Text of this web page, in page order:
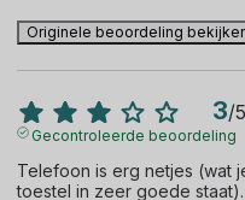
Originele beoordeling
3/5
Gecontroleerde beoordeling
Telefoon is erg netjes (wat
toestel in zeer goede